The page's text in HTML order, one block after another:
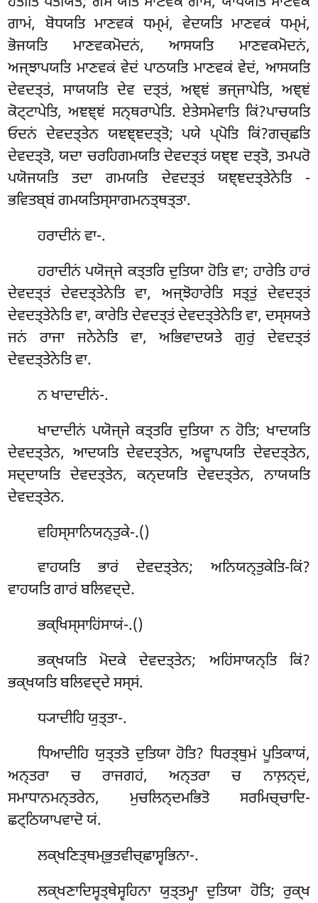
ਗਾਮਂ, ਬੋਧਯਤਿ ਮਾਣਵਕਂ ਧਮ੍ਮਂ, ਵੇਦਯਤਿ ਮਾਣਵਕਂ ਧਮ੍ਮਂ,
ਭੋਜਯਤਿ ਮਾਣਵਕਮੋਦਨਂ, ਆਸਯਤਿ ਮਾਣਵਕਮੋਦਨਂ,
ਅਜ੍ਝਾਪਯਤਿ ਮਾਣਵਕਂ ਵੇਦਂ ਪਾਠਯਤਿਮਾਣਵਕਂ ਵੇਦਂ, ਆਸਯਤਿ
ਦੇਵਦਤ੍ਤਂ, ਸਾਯਯਤਿ ਦੇਵ ਦਤ੍ਤਂ, ਅਞ੍ਞਂ ਭਜ੍ਜਾਪੇਤਿ, ਅਞ੍ਞਂ
ਕੋਟ੍ਟਾਪੇਤਿ, ਅਞਞ੍ਞਂ ਸਨ੍ਥਰਾਪੇਤਿ. ਏਤੇਸਮੇਵਾਤਿ ਕਿਂ?ਪਾਚਯਤਿ
ਓਦਨਂ ਦੇਵਦਤ੍ਤੇਨ ਯਞਞ੍ਞਦਤ੍ਤੋ; ਪਯੇ ਪ੍ਪੋਤਿ ਕਿਂ?ਗਚ੍ਛਤਿ
ਦੇਵਦਤ੍ਤੋ, ਯਦਾ ਚਰਹਿਗਮਯਤਿ ਦੇਵਦਤ੍ਤਂ ਯਞ੍ਞ ਦਤ੍ਤੋ, ਤਮਪਰੋ
ਪਯੋਜਯਤਿ ਤਦਾ ਗਮਯਤਿ ਦੇਵਦਤ੍ਤਂ ਯਞ੍ਞਦਤ੍ਤੇਨੇਤਿ -
ਭਵਿਤਬ੍ਬਂ ਗਮਯਤਿਸ੍ਸਾਗਮਨਤ੍ਥਤ੍ਤਾ.
ਹਰਾਦੀਨਂਵਾ-.
ਹਰਾਦੀਨਂ ਪਯੋਜ੍ਜੇ ਕਤ੍ਤਰਿ ਦੁਤਿਯਾ ਹੋਤਿ ਵਾ; ਹਾਰੇਤਿ ਹਾਰਂ
ਦੇਵਦਤ੍ਤਂ ਦੇਵਦਤ੍ਤੇਨੇਤਿ ਵਾ, ਅਜ੍ਝੋਹਾਰੇਤਿ ਸਤ੍ਤੁਂ ਦੇਵਦਤ੍ਤਂ
ਦੇਵਦਤ੍ਤੇਨੇਤਿ ਵਾ, ਕਾਰੇਤਿ ਦੇਵਦਤ੍ਤਂ ਦੇਵਦਤ੍ਤੇਨੇਤਿ ਵਾ, ਦਸ੍ਸਯਤੇ
ਜਨਂ ਰਾਜਾ ਜਨੇਨੇਤਿ ਵਾ, ਅਭਿਵਾਦਯਤੇ ਗੁਰੁਂ ਦੇਵਦਤ੍ਤਂ
ਦੇਵਦਤ੍ਤੇਨੇਤਿ ਵਾ.
ਨਖਾਦਾਦੀਨਂ-.
ਖਾਦਾਦੀਨਂ ਪਯੋਜ੍ਜੇ ਕਤ੍ਤਰਿ ਦੁਤਿਯਾ ਨ ਹੋਤਿ; ਖਾਦਯਤਿ
ਦੇਵਦਤ੍ਤੇਨ, ਆਦਯਤਿ ਦੇਵਦਤ੍ਤੇਨ, ਅਵ੍ਹਾਪਯਤਿ ਦੇਵਦਤ੍ਤੇਨ,
ਸਦ੍ਦਾਯਤਿ ਦੇਵਦਤ੍ਤੇਨ, ਕਨ੍ਦਯਤਿ ਦੇਵਦਤ੍ਤੇਨ, ਨਾਯਯਤਿ
ਦੇਵਦਤ੍ਤੇਨ.
ਵਹਿਸ੍ਸਾਨਿਯਨ੍ਤੁਕੇ-.()
ਵਾਹਯਤਿ ਭਾਰਂ ਦੇਵਦਤ੍ਤੇਨ; ਅਨਿਯਨ੍ਤੁਕੇਤਿ-ਕਿਂ?
ਵਾਹਯਤਿ ਗਾਰਂ ਬਲਿਵਦ੍ਦੇ.
ਭਕ੍ਖਿਸ੍ਸਾਹਿਂਸਾਯਂ-.()
ਭਕ੍ਖਯਤਿ ਮੋਦਕੇ ਦੇਵਦਤ੍ਤੇਨ; ਅਹਿਂਸਾਯਨ੍ਤਿ ਕਿਂ?
ਭਕ੍ਖਯਤਿ ਬਲਿਵਦ੍ਦੇ ਸਸ੍ਸਂ.
ਧ੍ਯਾਦੀਹਿਯੁਤ੍ਤਾ-.
ਧਿਆਦੀਹਿ ਯੁਤ੍ਤਤੋ ਦੁਤਿਯਾ ਹੋਤਿ? ਧਿਰਤ੍ਥੁਮਂ ਪੂਤਿਕਾਯਂ,
ਅਨ੍ਤਰਾ ਚ ਰਾਜਗਹਂ, ਅਨ੍ਤਰਾ ਚ ਨਾਲ਼ਨ੍ਦਂ,
ਸਮਾਧਾਨਮਨ੍ਤਰੇਨ, ਮੁਚਲਿਨ੍ਦਮਭਿਤੋ ਸਰਮਿਚ੍ਚਾਦਿ-
ਛਟ੍ਠਿਯਾਪਵਾਦੋ ਯਂ.
ਲਕ੍ਖਣਿਤ੍ਥਮ੍ਭੁਤਵੀਚ੍ਛਾਸ੍ਵਭਿਨਾ-.
ਲਕ੍ਖਣਾਦਿਸ੍ਵਤ੍ਥੇਸ੍ਵਹਿਨਾ ਯੁਤ੍ਤਮ੍ਹਾ ਦੁਤਿਯਾ ਹੋਤਿ; ਰੁਕ੍ਖ